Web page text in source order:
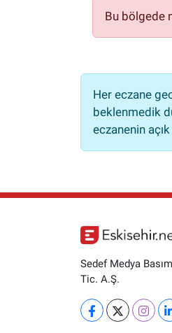
Bu bölgede
Her eczane
beklenmedik
eczanenin
Sedef Medya
Tic. A.Ş.